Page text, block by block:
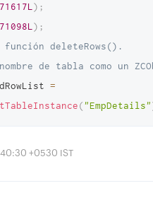
) ;
) ;
deleteRows().
de tabla como un
=
("EmpDetails"
+0530 IST